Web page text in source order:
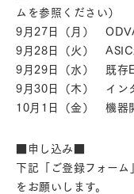
ムを参照ください）
9月27日（月）
9月28日（火） ASIC
9月29日（水） 既存
9月30日（木） イン
10月1日（金） 機器
■申し込み■
下記「ご登録フォー
をお願いします。